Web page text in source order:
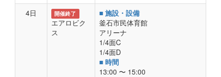
4日
開催終了
エアロビク
ス
■ 施設・設備
釜石市民体育館
アリーナ
1/4面C
1/4面D
■ 時間
13:00 〜 15:00